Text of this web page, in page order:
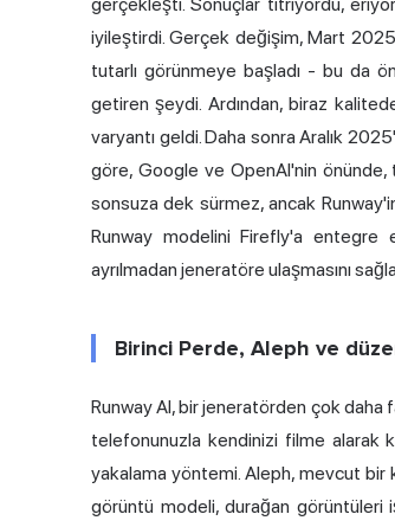
gerçekleşti. Sonuçlar titriyordu,
iyileştirdi. Gerçek değişim, Mart
tutarlı görünmeye başladı - bu da
getiren şeydi. Ardından, biraz
varyantı geldi. Daha sonra Aralık
göre, Google ve OpenAI'nin önünde,
sonsuza dek sürmez, ancak
Runway modelini Firefly'a entegre
ayrılmadan jeneratöre ulaşmasını
Birinci Perde, Aleph ve
Runway AI, bir jeneratörden çok
telefonunuzla kendinizi filme alarak
yakalama yöntemi. Aleph, mevcut bir
görüntü modeli, durağan görüntüleri